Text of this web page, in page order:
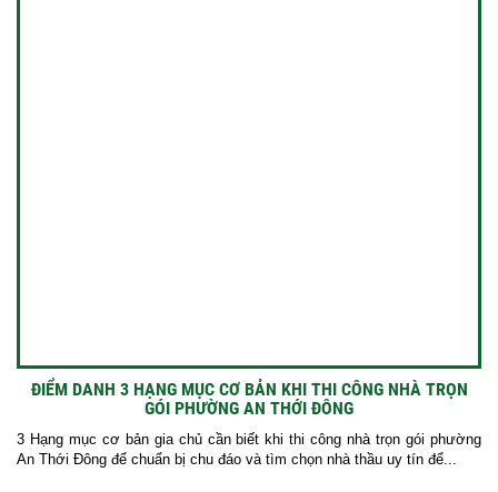
ĐIỂM DANH 3 HẠNG MỤC CƠ BẢN KHI THI CÔNG NHÀ TRỌN
GÓI PHƯỜNG AN THỚI ĐÔNG
3 Hạng mục cơ bản gia chủ cần biết khi thi công nhà trọn gói phường
An Thới Đông để chuẩn bị chu đáo và tìm chọn nhà thầu uy tín để...